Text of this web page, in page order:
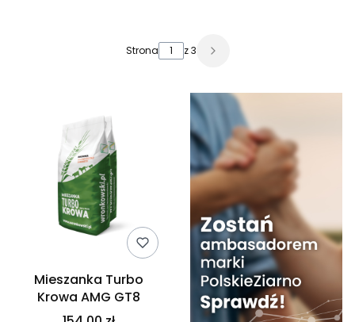
Strona z 3
Mieszanka Turbo
Krowa AMG GT8